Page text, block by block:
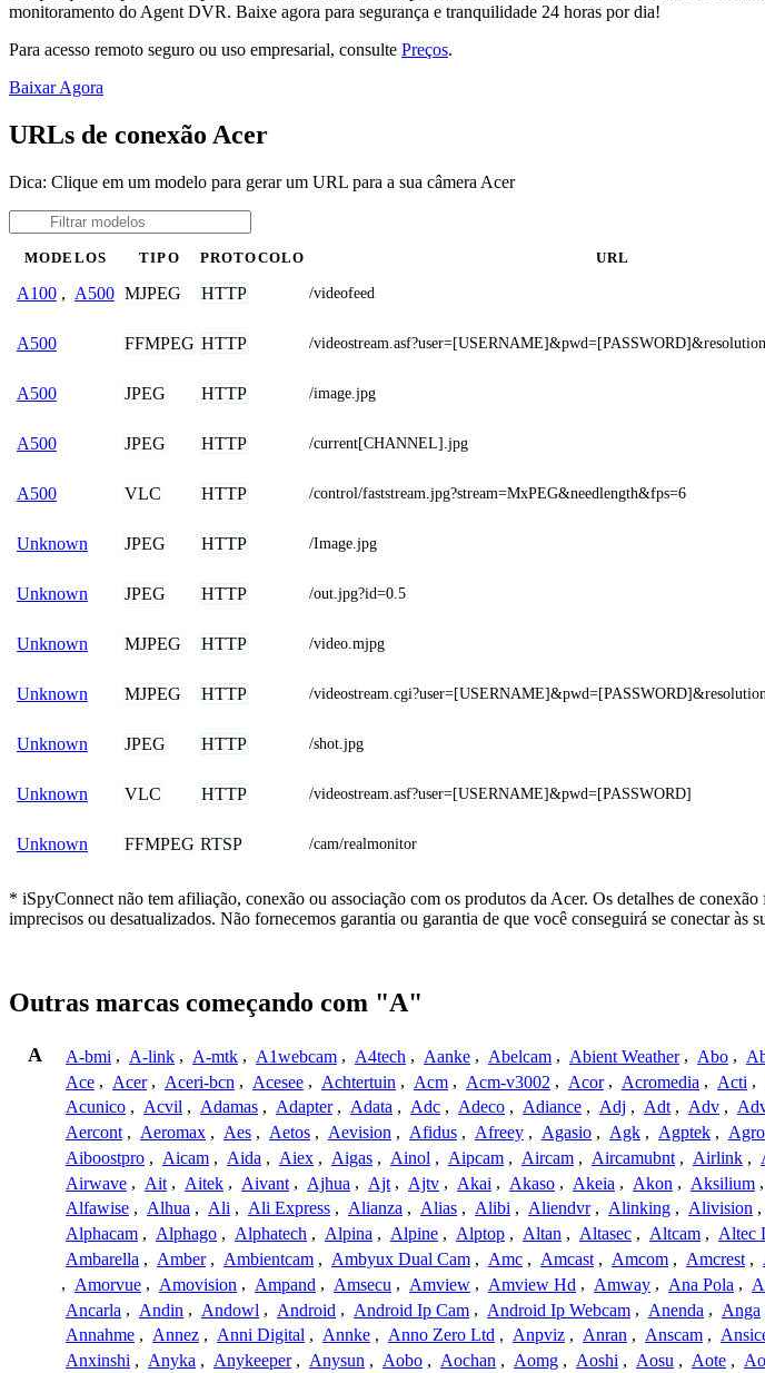
monitoramento do Agent DVR. Baixe agora para segurança e tranquilidade 24 horas por dia!
Para acesso remoto seguro ou uso empresarial, consulte Preços.
Baixar Agora
URLs de conexão Acer
Dica: Clique em um modelo para gerar um URL para a sua câmera Acer
MODELOS TIPO PROTOCOLO URL
A100 , A500 MJPEG HTTP /videofeed
A500 FFMPEG HTTP /
A500 JPEG HTTP /image.jpg
A500 JPEG HTTP /current[CHANNEL].jpg
A500 VLC HTTP /control/faststream.jpg?stream=MxPEG&needlength&fps=6
Unknown JPEG HTTP /Image.jpg
Unknown JPEG HTTP /out.jpg?id=0.5
Unknown MJPEG HTTP /video.mjpg
Unknown MJPEG HTTP /
Unknown JPEG HTTP /shot.jpg
Unknown VLC HTTP /videostream.asf?user=[USERNAME]&pwd=[PASSWORD]
Unknown FFMPEG RTSP /cam/realmonitor
* iSpyConnect não tem afiliação, conexão ou associação com os produtos da Acer. Os detalhes de
imprecisos ou desatualizados. Não fornecemos garantia ou garantia de que você conseguirá se conectar às
Outras marcas começando com "A"
A A-bmi , A-link , A-mtk , A1webcam , A4tech , Aanke , Abelcam , Abient Weather , Abo ,
Ace , Acer , Aceri-bcn , Acesee , Achtertuin , Acm , Acm-v3002 , Acor , Acromedia , Acti ,
Acunico , Acvil , Adamas , Adapter , Adata , Adc , Adeco , Adiance , Adj , Adt , Adv ,
Aercont , Aeromax , Aes , Aetos , Aevision , Afidus , Afreey , Agasio , Agk , Agptek ,
Aiboostpro , Aicam , Aida , Aiex , Aigas , Ainol , Aipcam , Aircam , Aircamubnt , Airlink ,
Airwave , Ait , Aitek , Aivant , Ajhua , Ajt , Ajtv , Akai , Akaso , Akeia , Akon , Aksilium ,
Alfawise , Alhua , Ali , Ali Express , Alianza , Alias , Alibi , Aliendvr , Alinking , Alivision ,
Alphacam , Alphago , Alphatech , Alpina , Alpine , Alptop , Altan , Altasec , Altcam , Altec
Ambarella , Amber , Ambientcam , Ambyux Dual Cam , Amc , Amcast , Amcom , Amcrest ,
, Amorvue , Amovision , Ampand , Amsecu , Amview , Amview Hd , Amway , Ana Pola ,
Ancarla , Andin , Andowl , Android , Android Ip Cam , Android Ip Webcam , Anenda , Anga
Annahme , Annez , Anni Digital , Annke , Anno Zero Ltd , Anpviz , Anran , Anscam ,
Anxinshi , Anyka , Anykeeper , Anysun , Aobo , Aochan , Aomg , Aoshi , Aosu , Aote ,